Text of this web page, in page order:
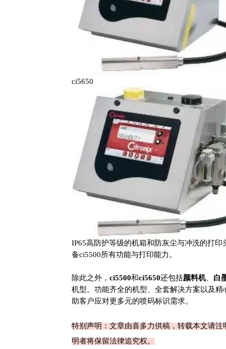
ci5650
IP65高防护等级的机箱和防灰尘与冲洗的打
备ci5500所有功能与打印能力。
除此之外，ci5500和ci5650还包括颜料机、 白
机型。功能齐全的机型、全套解决方案以及
助客户应对更多元的喷码标识需求。
特别声明：文章由喜多力供稿，转载本文请
明者将保留法律追究权。